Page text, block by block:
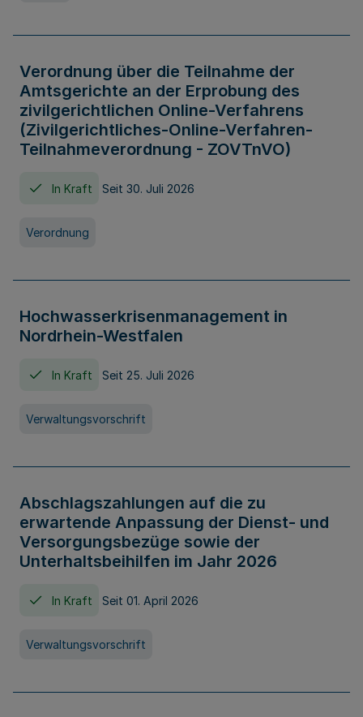
Verordnung über die Teilnahme der
Amtsgerichte an der Erprobung des
zivilgerichtlichen Online-Verfahrens
(Zivilgerichtliches-Online-Verfahren-
Teilnahmeverordnung - ZOVTnVO)
In Kraft Seit 30. Juli 2026
Verordnung
Hochwasserkrisenmanagement in
Nordrhein-Westfalen
In Kraft Seit 25. Juli 2026
Verwaltungsvorschrift
Abschlagszahlungen auf die zu
erwartende Anpassung der Dienst- und
Versorgungsbezüge sowie der
Unterhaltsbeihilfen im Jahr 2026
In Kraft Seit 01. April 2026
Verwaltungsvorschrift